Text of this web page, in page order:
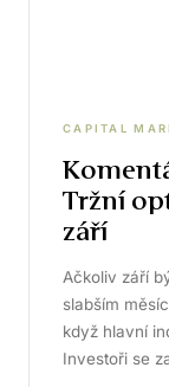
CAPITAL
Tržní
září
Ačkoliv září
slabším
když hlavní
Investoři se